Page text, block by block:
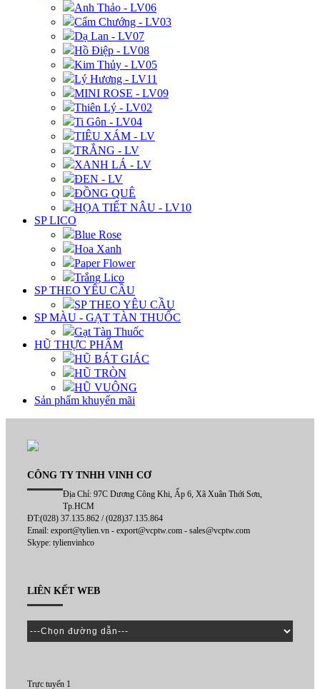
Anh Thảo - LV06
Cẩm Chướng - LV03
Dạ Lan - LV07
Hồ Điệp - LV08
Kim Thủy - LV05
Lý Hương - LV11
MINI ROSE - LV09
Thiên Lý - LV02
Ti Gôn - LV04
TIÊU XÁM - LV
TRẮNG - LV
XANH LÁ - LV
ĐEN - LV
ĐỒNG QUÊ
HỌA TIẾT NÂU - LV10
SP LICO
Blue Rose
Hoa Xanh
Paper Flower
Trắng Lico
SP THEO YÊU CẦU
SP THEO YÊU CẦU
SP MÀU - GẠT TÀN THUỐC
Gạt Tàn Thuốc
HŨ THỰC PHẨM
HŨ BÁT GIÁC
HŨ TRÒN
HŨ VUÔNG
Sản phẩm khuyến mãi
CÔNG TY TNHH VINH CƠ
Địa Chỉ: 97C Dương Công Khi, Ấp 6, Xã Xuân Thới Sơn,
Tp.HCM
ĐT:(028) 37.135.862 / (028)37.135.864
Email: export@tylien.vn - export@vcptw.com - sales@vcptw.com
Skype: tylienvinhco
LIÊN KẾT WEB
Trực tuyến 1